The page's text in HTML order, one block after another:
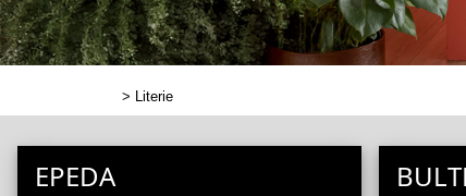
> Literie
EPEDA